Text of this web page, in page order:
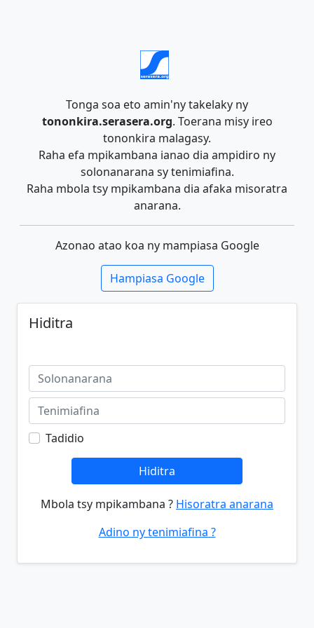
Tonga soa eto amin'ny takelaky ny
tononkira.serasera.org. Toerana misy ireo
tononkira malagasy.
Raha efa mpikambana ianao dia ampidiro ny
solonanarana sy tenimiafina.
Raha mbola tsy mpikambana dia afaka misoratra
anarana.
Azonao atao koa ny mampiasa Google
Hampiasa Google
Hiditra
Tadidio
Hiditra
Mbola tsy mpikambana ? Hisoratra anarana
Adino ny tenimiafina ?